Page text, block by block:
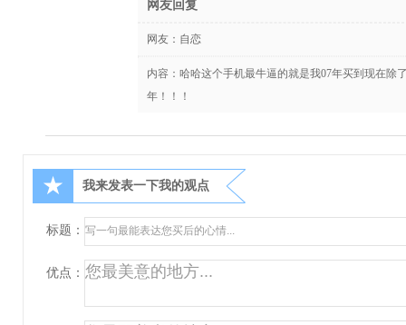
网友回复
网友： 自恋
内容：哈哈这个手机最牛逼的就是我07年买到现在除
年！！！
★ 我来发表一下我的观点
标题：
优点：